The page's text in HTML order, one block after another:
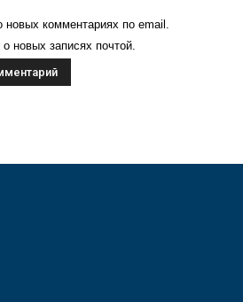
комментариях по email.
новых записях почтой.